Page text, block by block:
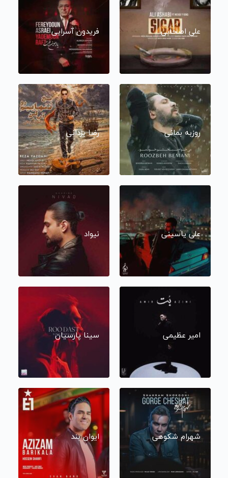
علی اصحابی فریدون آسرایی
روزبه بمانی رضا یزدانی
علی یاسینی نیواد
امیر عظیمی سینا پارسیان
شهرام شکوهی ایوان بند